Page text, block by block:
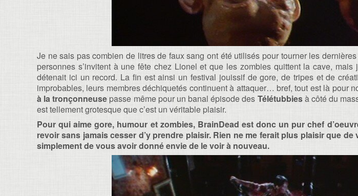
Je ne sais pas combien de litres de faux sang ont été utilisés pour tourner les
personnes s’invitent à une fête chez Lionel et que les zombies quittent la cave, mais
détenait ici un record. La fin est ainsi un festival jouissif de gore, de tripes et de
improbables, leurs membres déchiquetés continuent à attaquer… bref, tout est là pour
à la tronçonneusepasse même pour un banal épisode des Télétubbiesà côté du
est tellement grotesque que c’est un véritable plaisir.
Pour qui aime gore, humour et zombies, BrainDead est donc un pur chef
revoir sans jamais cesser d’y prendre plaisir. Rien ne me ferait plus plaisir que
simplement de vous avoir donné envie de le voir à nouveau.